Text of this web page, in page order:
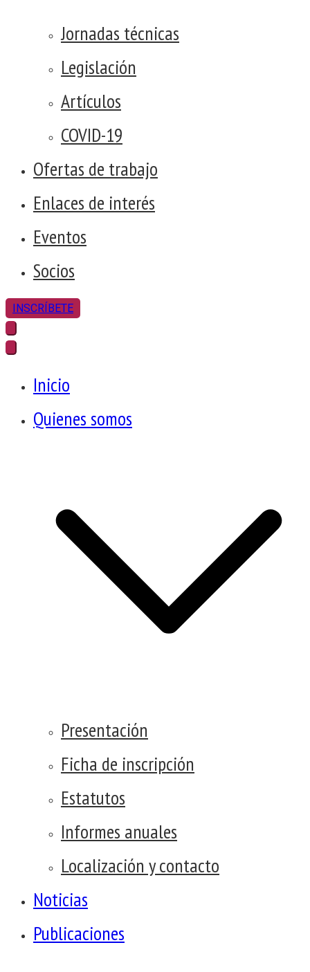
Jornadas técnicas
Legislación
Artículos
COVID-19
Ofertas de trabajo
Enlaces de interés
Eventos
Socios
INSCRÍBETE
Inicio
Quienes somos
Presentación
Ficha de inscripción
Estatutos
Informes anuales
Localización y contacto
Noticias
Publicaciones